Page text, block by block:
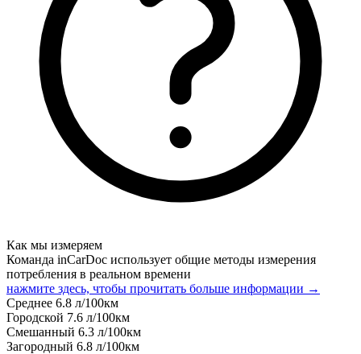
Как мы измеряем
Команда inCarDoc использует общие методы измерения
потребления в реальном времени
нажмите здесь, чтобы прочитать больше информации →
Среднее 6.8 л/100км
Городской 7.6 л/100км
Смешанный 6.3 л/100км
Загородный 6.8 л/100км